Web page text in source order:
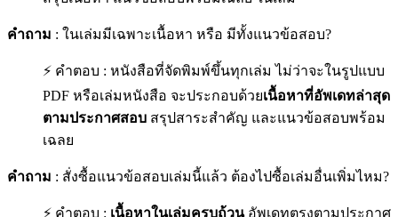
คำถาม : ในเล่มมีเฉพาะเนื้อหา หรือ มีทั้งแนวข้อสอบ?
⚡ คำตอบ : หนังสือที่จัดพิมพ์ขึ้นทุกเล่ม ไม่ว่าจะในรูปแบบ
PDF หรือเล่มหนังสือ จะประกอบด้วยเนื้อหาที่อัพเดทล่าสุด
ตามประกาศสอบ สรุปสาระสำคัญ และแนวข้อสอบพร้อม
เฉลย
คำถาม : สั่งซื้อแนวข้อสอบเล่มนี้แล้ว ต้องไปซื้อเล่มอื่นเพิ่มไหม?
⚡ คำตอบ : เนื้อหาในเล่มครบถ้วนอัพเดทตรงตามประกาศ